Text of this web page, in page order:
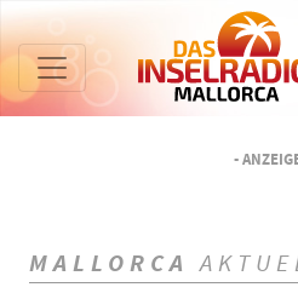
-
MALLORCA